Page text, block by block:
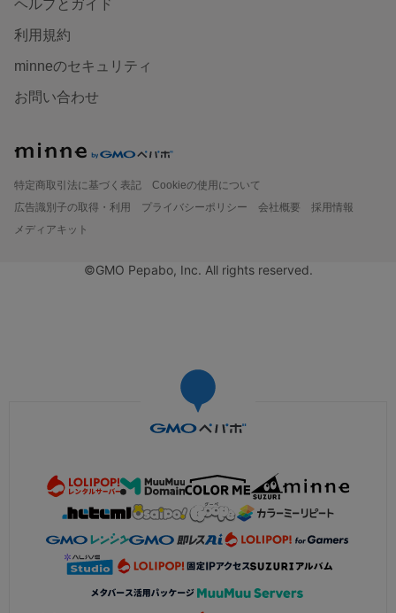
ヘルプとガイド
利用規約
minneのセキュリティ
お問い合わせ
特定商取引法に基づく表記
Cookieの使用について
広告識別子の取得・利用
プライバシーポリシー 会社概要
採用情報
メディアキット
©GMO Pepabo, Inc. All rights reserved.